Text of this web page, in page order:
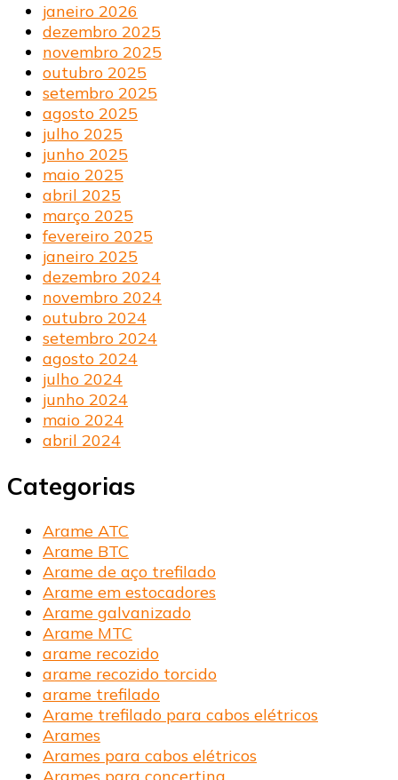
janeiro 2026
dezembro 2025
novembro 2025
outubro 2025
setembro 2025
agosto 2025
julho 2025
junho 2025
maio 2025
abril 2025
março 2025
fevereiro 2025
janeiro 2025
dezembro 2024
novembro 2024
outubro 2024
setembro 2024
agosto 2024
julho 2024
junho 2024
maio 2024
abril 2024
Categorias
Arame ATC
Arame BTC
Arame de aço trefilado
Arame em estocadores
Arame galvanizado
Arame MTC
arame recozido
arame recozido torcido
arame trefilado
Arame trefilado para cabos elétricos
Arames
Arames para cabos elétricos